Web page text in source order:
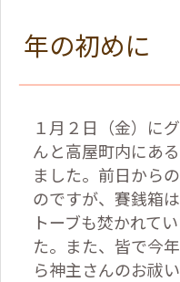
年の初めに
１月２日（金）に
んと高屋町内にあ
ました。前日から
のですが、賽銭箱
トーブも焚かれて
た。また、皆で今
ら神主さんのお祓